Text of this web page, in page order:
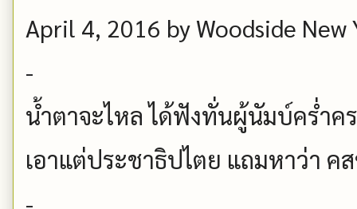
April 4, 2016 by Woodside New
-
น้ำตาจะไหล ได้ฟังทั่นผู้นัมบ์คร่ำค
เอาแต่ประชาธิปไตย แถมหาว่า
-